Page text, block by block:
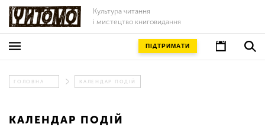
Культура читання
і мистецтво книговидання
ПІДТРИМАТИ
ГОЛОВНА КАЛЕНДАР ПОДІЙ
КАЛЕНДАР ПОДІЙ